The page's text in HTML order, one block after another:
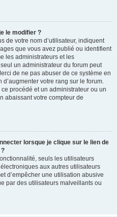
le modifier ?
de votre nom d’utilisateur, indiquent
que vous avez publié ou identifient
les administrateurs et les
un administrateur du forum peut
de ne pas abuser de ce système en
votre rang sur le forum.
procédé et un administrateur ou un
abaissant votre compteur de
lorsque je clique sur le lien de
seuls les utilisateurs
aux autres utilisateurs
d’empêcher une utilisation abusive
par des utilisateurs malveillants ou